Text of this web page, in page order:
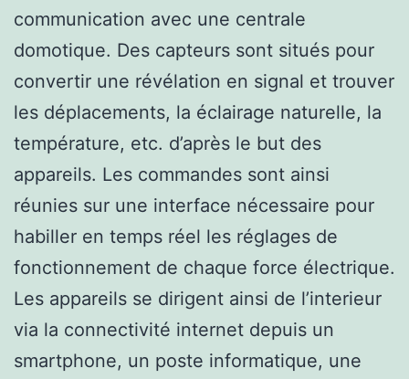
communication avec une centrale
domotique. Des capteurs sont situés pour
convertir une révélation en signal et trouver
les déplacements, la éclairage naturelle, la
température, etc. d’après le but des
appareils. Les commandes sont ainsi
réunies sur une interface nécessaire pour
habiller en temps réel les réglages de
fonctionnement de chaque force électrique.
Les appareils se dirigent ainsi de l’interieur
via la connectivité internet depuis un
smartphone, un poste informatique, une